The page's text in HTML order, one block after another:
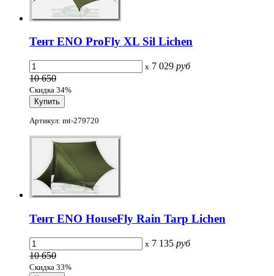
Тент ENO ProFly XL Sil Lichen
x 7 029 руб
10 650
Скидка 34%
Артикул: mt-279720
Тент ENO HouseFly Rain Tarp Lichen
x 7 135 руб
10 650
Скидка 33%